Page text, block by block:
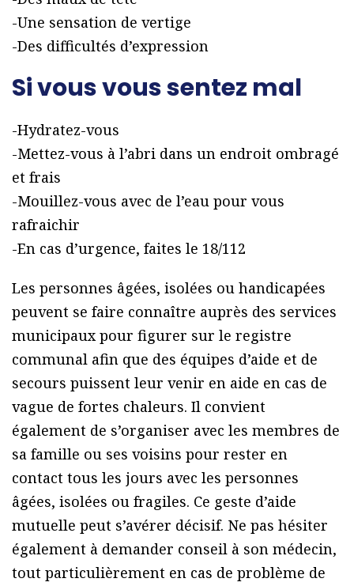
-Une sensation de vertige
-Des difficultés d’expression
Si vous vous sentez mal
-Hydratez-vous
-Mettez-vous à l’abri dans un endroit ombragé
et frais
-Mouillez-vous avec de l’eau pour vous
rafraichir
-En cas d’urgence, faites le 18/112
Les personnes âgées, isolées ou handicapées
peuvent se faire connaître auprès des services
municipaux pour figurer sur le registre
communal afin que des équipes d’aide et de
secours puissent leur venir en aide en cas de
vague de fortes chaleurs. Il convient
également de s’organiser avec les membres de
sa famille ou ses voisins pour rester en
contact tous les jours avec les personnes
âgées, isolées ou fragiles. Ce geste d’aide
mutuelle peut s’avérer décisif. Ne pas hésiter
également à demander conseil à son médecin,
tout particulièrement en cas de problème de